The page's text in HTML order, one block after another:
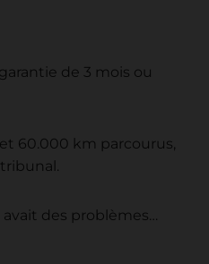
de 3 mois ou
60.000 km parcourus,
des problèmes…